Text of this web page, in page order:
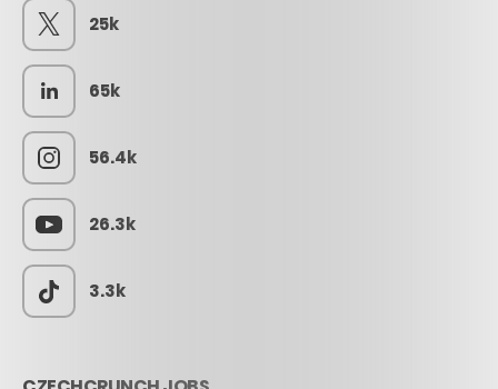
25k
65k
56.4k
26.3k
3.3k